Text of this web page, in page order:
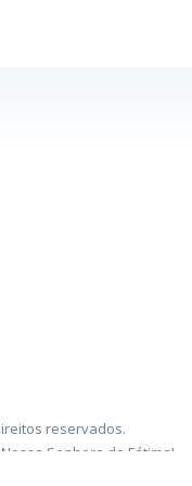
reservados.
Senhora de Fátima!